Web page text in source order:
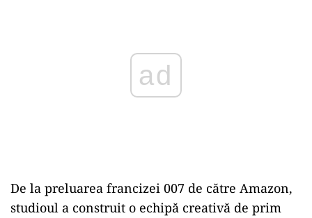
De la preluarea francizei 007 de către Amazon,
studioul a construit o echipă creativă de prim